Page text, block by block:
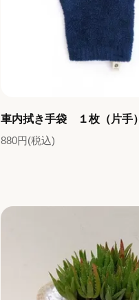
車内拭き手袋 １枚（片手）
880円(税込)